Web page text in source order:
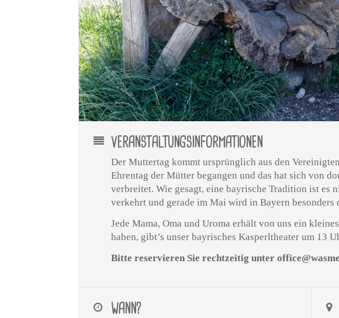
VERANSTALTUNGSINFORMATIONEN
Der Muttertag kommt ursprünglich aus den
Ehrentag der Mütter begangen und das hat sich von
verbreitet. Wie gesagt, eine bayrische Tradition ist es
verkehrt und gerade im Mai wird in Bayern
Jede Mama, Oma und Uroma erhält von uns ein
haben, gibt’s unser bayrisches Kasperltheater um 13
Bitte reservieren Sie rechtzeitig unter
WANN?